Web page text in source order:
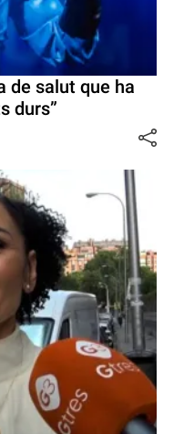
de salut que ha
durs”